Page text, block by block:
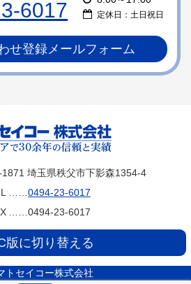
6017 定休日：土日祝日
せ登録メールフォーム
トセイコー
式会社
埼玉県秩父市下影森1354-4
……0494-23-6017
……0494-23-6017
版に切り替える
トセイコー株式会社